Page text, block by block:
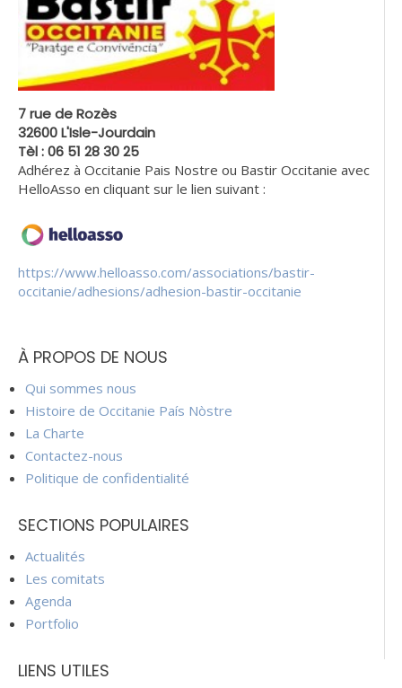
7 rue de Rozès
32600 L'Isle-Jourdain
Tèl : 06 51 28 30 25
Adhérez à Occitanie Pais Nostre ou Bastir Occitanie avec
HelloAsso en cliquant sur le lien suivant :
https://www.helloasso.com/associations/bastir-
occitanie/adhesions/adhesion-bastir-occitanie
À PROPOS DE NOUS
Qui sommes nous
Histoire de Occitanie País Nòstre
La Charte
Contactez-nous
Politique de confidentialité
SECTIONS POPULAIRES
Actualités
Les comitats
Agenda
Portfolio
LIENS UTILES